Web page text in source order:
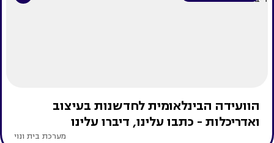
הוועידה הבינלאומית לחדשנות בעיצוב
ואדריכלות - כתבו עלינו, דיברו עלינו
מערכת בית ונוי